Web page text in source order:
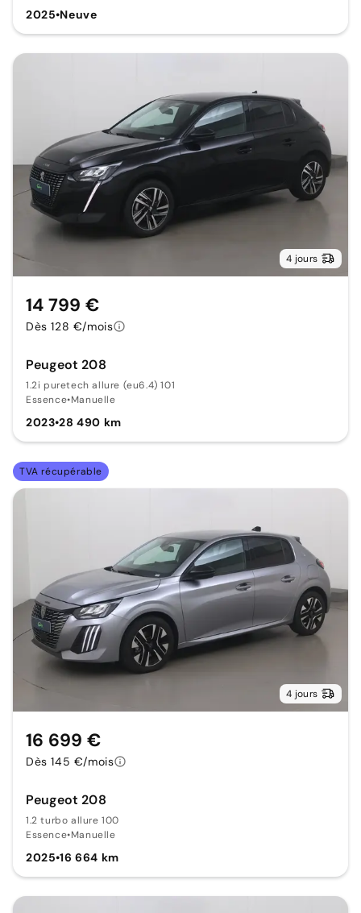
2025•Neuve
4 jours
Peugeot 208
1.2i puretech allure (eu6.4) 101
Essence•Manuelle
2023•28 490 km
14 799 €
Dès 128 €/mois
TVA récupérable
4 jours
Peugeot 208
1.2 turbo allure 100
Essence•Manuelle
2025•16 664 km
16 699 €
Dès 145 €/mois